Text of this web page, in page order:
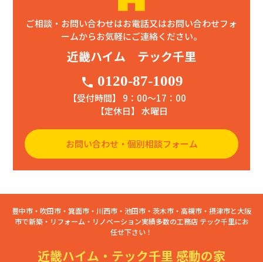
ご相談・お問い合わせはお電話又はお問い合わせフォ
ームからお気軽にご連絡ください。
近畿ハイム テック千里
phone 0120-87-1009
【受付時間】 9：00〜17：00
【定休日】 水曜日
お問い合わせ・個別相談フォーム
豊中市・吹田市・箕面市・川西市・池田市・茨木市・高槻市・摂津市と大阪
市で新築・リフォーム・リノベーション実績多数の工務店 テック千里にお
任せ下さい！
近畿ハイム・テック千里 感動の家